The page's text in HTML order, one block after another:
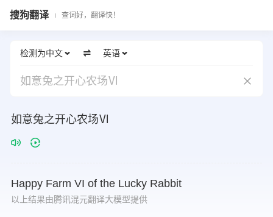
搜狗翻译 查词好，翻译快！
检测为中文 英语
如意兔之开心农场Ⅵ
如意兔之开心农场Ⅵ
Happy Farm VI of the Lucky Rabbit
以上结果由腾讯混元翻译大模型提供